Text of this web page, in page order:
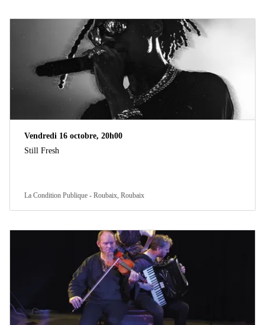
Vendredi 16 octobre, 20h00
Still Fresh
La Condition Publique - Roubaix, Roubaix